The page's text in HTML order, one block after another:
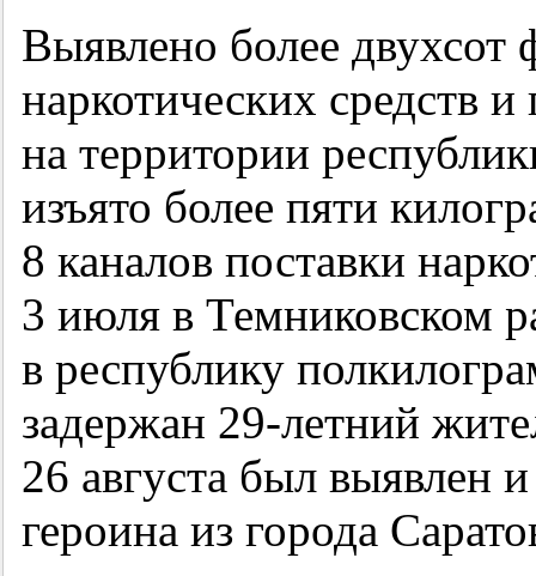
Выявлено более двухсот
наркотических средств
на территории
изъято более пяти
8 каналов поставки
3 июля в Темниковском
в республику
задержан 29-летний
26 августа был выявлен
героина из города